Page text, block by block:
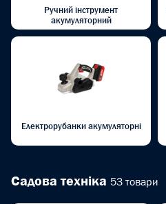
Ручний інструмент
акумуляторний
Електрорубанки акумуляторні
Садова техніка 53 товари